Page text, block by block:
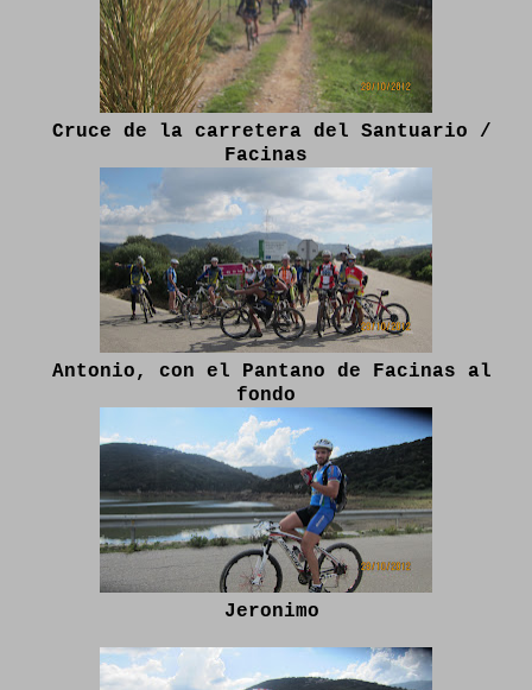
Cruce de la carretera del Santuario /
Facinas
Antonio, con el Pantano de Facinas al
fondo
Jeronimo